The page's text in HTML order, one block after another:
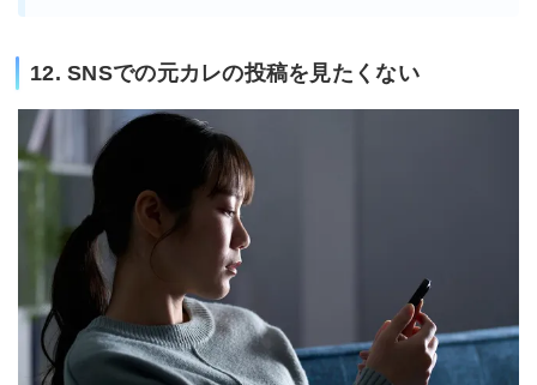
12. SNSでの元カレの投稿を見たくない